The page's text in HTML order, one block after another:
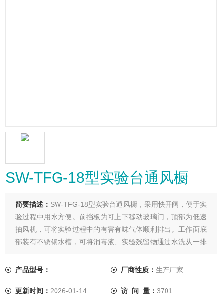
SW-TFG-18型实验台通风橱
简要描述： SW-TFG-18型实验台通风橱，采用快开阀，便于实
验过程中用水方便。前挡板为可上下移动玻璃门，顶部为低速
抽风机，可将实验过程中的有害有味气体顺利排出。工作面底
部装有不锈钢水槽，可将消毒液、实验残留物通过水洗从一排
产品型号：
厂商性质： 生产厂家
更新时间： 2026-01-14 访 问 量： 3701